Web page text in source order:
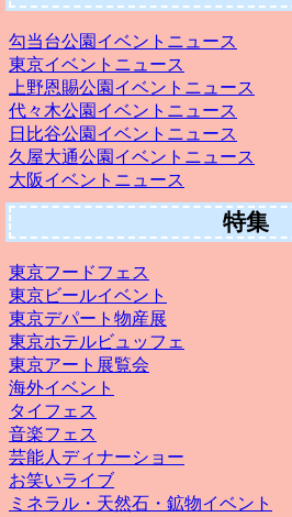
勾当台公園イベントニュース
東京イベントニュース
上野恩賜公園イベントニュース
代々木公園イベントニュース
日比谷公園イベントニュース
久屋大通公園イベントニュース
大阪イベントニュース
特集
東京フードフェス
東京ビールイベント
東京デパート物産展
東京ホテルビュッフェ
東京アート展覧会
海外イベント
タイフェス
音楽フェス
芸能人ディナーショー
お笑いライブ
ミネラル・天然石・鉱物イベント